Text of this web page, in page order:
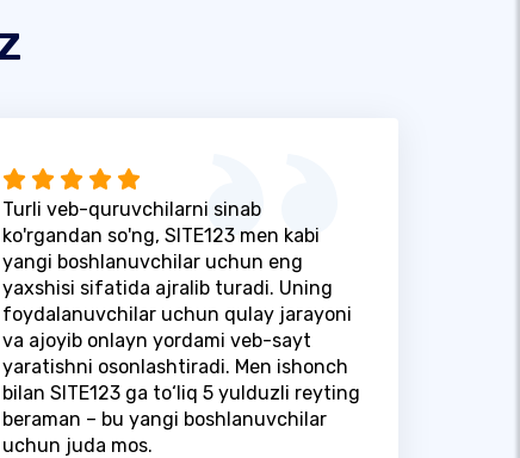
Turli veb-quruvchilarni sinab
ko'rgandan so'ng, SITE123 men kabi
yangi boshlanuvchilar uchun eng
yaxshisi sifatida ajralib turadi. Uning
foydalanuvchilar uchun qulay jarayoni
va ajoyib onlayn yordami veb-sayt
yaratishni osonlashtiradi. Men ishonch
bilan SITE123 ga to‘liq 5 yulduzli reyting
beraman – bu yangi boshlanuvchilar
uchun juda mos.